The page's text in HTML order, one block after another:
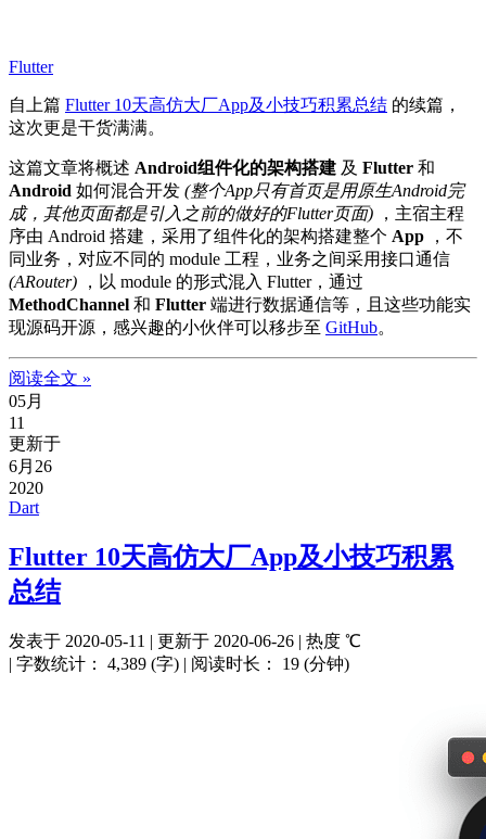
Flutter
自上篇 Flutter 10天高仿大厂App及小技巧积累总结 的续篇，
这次更是干货满满。
这篇文章将概述 Android组件化的架构搭建 及 Flutter 和
Android 如何混合开发 (整个App只有首页是用原生Android完
成，其他页面都是引入之前的做好的Flutter页面) ，主宿主程
序由 Android 搭建，采用了组件化的架构搭建整个 App ，不
同业务，对应不同的 module 工程，业务之间采用接口通信
(ARouter) ，以 module 的形式混入 Flutter，通过
MethodChannel 和 Flutter 端进行数据通信等，且这些功能实
现源码开源，感兴趣的小伙伴可以移步至 GitHub。
阅读全文 »
05月
11
更新于
6月26
2020
Dart
Flutter 10天高仿大厂App及小技巧积累
总结
发表于 2020-05-11 | 更新于 2020-06-26 | 热度 ℃
| 字数统计： 4,389 (字) | 阅读时长： 19 (分钟)